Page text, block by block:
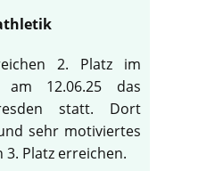
2. Platz im
am 12.06.25 das
statt. Dort
sehr motiviertes
Platz erreichen.